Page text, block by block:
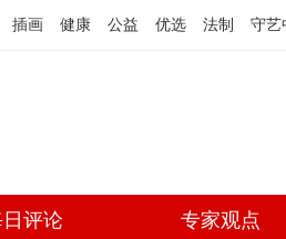
插画 健康 公益 优选 法制 守艺
评论 专家观点